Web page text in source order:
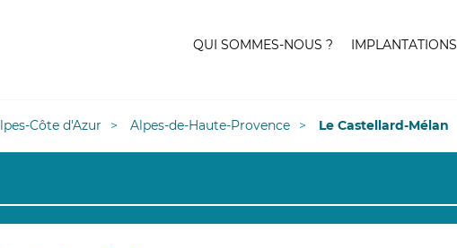
QUI SOMMES-NOUS ? IMPLANTATIONS
Côte d'Azur Alpes-de-Haute-Provence Le Castellard-Mélan